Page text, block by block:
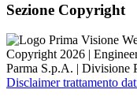
Sezione Copyright
Copyright 2026 |
Parma S.p.A. | Divisione
Disclaimer trattamento